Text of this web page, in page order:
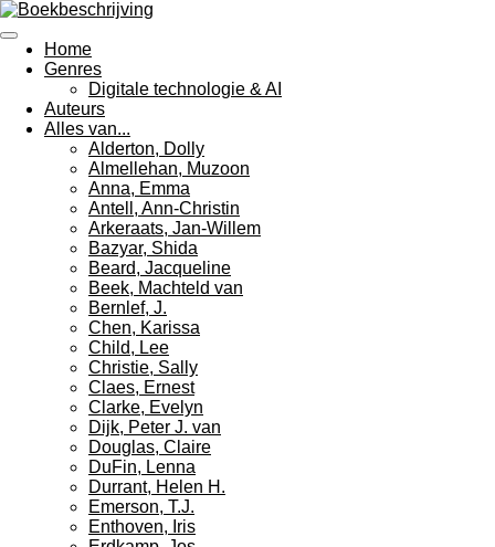
Ga
direct
naar
de
hoofdinhoud
Home
Genres
Digitale technologie & AI
Auteurs
Alles van...
Alderton, Dolly
Almellehan, Muzoon
Anna, Emma
Antell, Ann-Christin
Arkeraats, Jan-Willem
Bazyar, Shida
Beard, Jacqueline
Beek, Machteld van
Bernlef, J.
Chen, Karissa
Child, Lee
Christie, Sally
Claes, Ernest
Clarke, Evelyn
Dijk, Peter J. van
Douglas, Claire
DuFin, Lenna
Durrant, Helen H.
Emerson, T.J.
Enthoven, Iris